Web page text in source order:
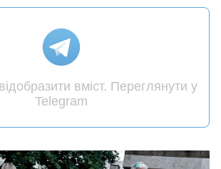
вміст. Переглянути у
Telegram